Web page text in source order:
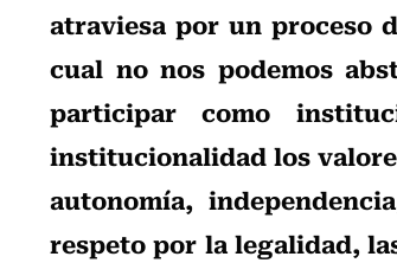
atraviesa por un proceso
cual no nos podemos
participar como
institucionalidad los
autonomía,
respeto por la legalidad,